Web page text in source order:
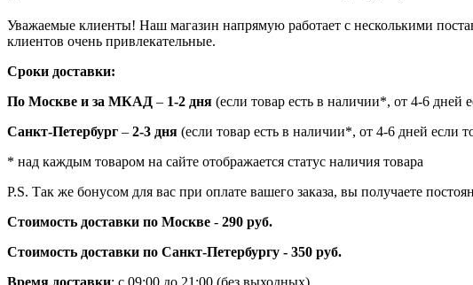
Уважаемые клиенты! Наш магазин напрямую работает с несколькими
клиентов очень привлекательные.
Сроки доставки:
По Москве и за МКАД – 1-2 дня (если товар есть в наличии*, от 4-6 дней
Санкт-Петербург – 2-3 дня (если товар есть в наличии*, от 4-6 дней если
* над каждым товаром на сайте отображается статус наличия товара
P.S. Так же бонусом для вас при оплате вашего заказа, вы получаете
Стоимость доставки по Москве - 290 руб.
Стоимость доставки по Санкт-Петербургу - 350 руб.
Время доставки: с 09:00 до 21:00 (без выходных)